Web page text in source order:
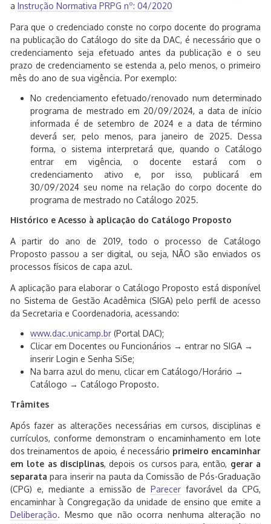
a Instrução Normativa PRPG nº: 04/2020
Para que o credenciado conste no corpo docente do programa
na publicação do Catálogo do site da DAC, é necessário que o
credenciamento seja efetuado antes da publicação e o seu
prazo de credenciamento se estenda a, pelo menos, o primeiro
mês do ano de sua vigência. Por exemplo:
No credenciamento efetuado/renovado num determinado
programa de mestrado em 20/09/2024, a data de início
informada é de setembro de 2024 e a data de término
deverá ser, pelo menos, para janeiro de 2025. Dessa
forma, o sistema interpretará que, quando o Catálogo
entrar em vigência, o docente estará com o
credenciamento ativo e, por isso, publicará em
30/09/2024 seu nome na relação do corpo docente do
programa de mestrado no Catálogo 2025.
Histórico e Acesso à aplicação do Catálogo Proposto
A partir do ano de 2019, todo o processo de Catálogo
Proposto passou a ser digital, ou seja, NÃO são enviados os
processos físicos de capa azul.
A aplicação para elaborar o Catálogo Proposto está disponível
no Sistema de Gestão Acadêmica (SIGA) pelo perfil de acesso
da Secretaria e Coordenadoria, acessando:
www.dac.unicamp.br (Portal DAC);
Clicar em Docentes ou Funcionários → entrar no SIGA →
inserir Login e Senha SiSe;
Na barra azul do menu, clicar em Catálogo/Horário →
Catálogo → Catálogo Proposto.
Trâmites
Após fazer as alterações necessárias em cursos, disciplinas e
currículos, conforme demonstram o encaminhamento em lote
dos treinamentos de apoio, é necessário primeiro encaminhar
em lote as disciplinas, depois os cursos para, então, gerar a
separata para inserir na pauta da Comissão de Pós-Graduação
(CPG) e, mediante a emissão deParecer favorável da CPG,
encaminhar à Congregação da unidade de ensino que emite a
Deliberação. Mesmo que não ocorra nenhuma alteração no